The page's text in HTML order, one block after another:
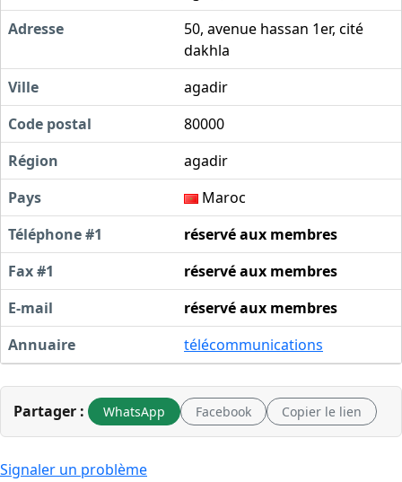
Adresse
50, avenue hassan 1er, cité
dakhla
Ville
agadir
Code postal
80000
Région
agadir
Pays
Maroc
Téléphone #1
réservé aux membres
Fax #1
réservé aux membres
E-mail
réservé aux membres
Annuaire
télécommunications
Partager : WhatsApp Facebook Copier le lien
Signaler un problème